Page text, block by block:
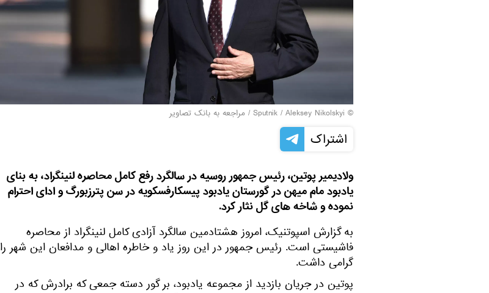
© Sputnik / Aleksey Nikolskyi
/ مراجعه به بانک تصاویر
اشتراک
ولادیمیر پوتین، رئیس جمهور روسیه در سالگرد رفع کامل محاصره لنینگراد، به بنای
یادبود مام میهن در گورستان یادبود پیسکارفسکویه در سن پترزبورگ و ادای احترام
نموده و شاخه های گل نثار کرد.
به گزارش اسپوتنیک، امروز هشتادمین سالگرد آزادی کامل لنینگراد از محاصره
فاشیستی است. رئیس جمهور در این روز یاد و خاطره اهالی و مدافعان این شهر را
گرامی داشت.
پوتین در جریان بازدید از مجموعه یادبود، بر گور دسته جمعی که برادرش که در